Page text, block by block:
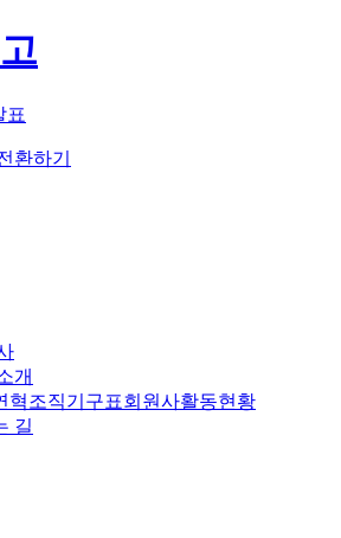
환하기
개
혁조직기구표회원사활동현황
길